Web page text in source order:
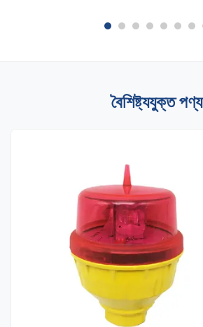
বৈশিষ্ট্যযুক্ত পণ্য